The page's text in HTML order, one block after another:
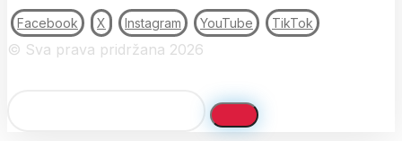
Facebook X Instagram YouTube TikTok
© Sva prava pridržana 2026